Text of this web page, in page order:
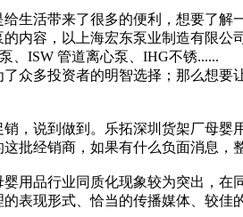
生活带来了很多的便利，想要了
内容，以上海宏东泵业制造有限
、ISW 管道离心泵、IHG不锈......
众多投资者的明智选择；那么想
，说到做到。乐拓深圳货架厂母
批经销商，如果有什么负面消息
用品行业同质化现象较为突出，
表现形式、恰当的传播媒体、较佳